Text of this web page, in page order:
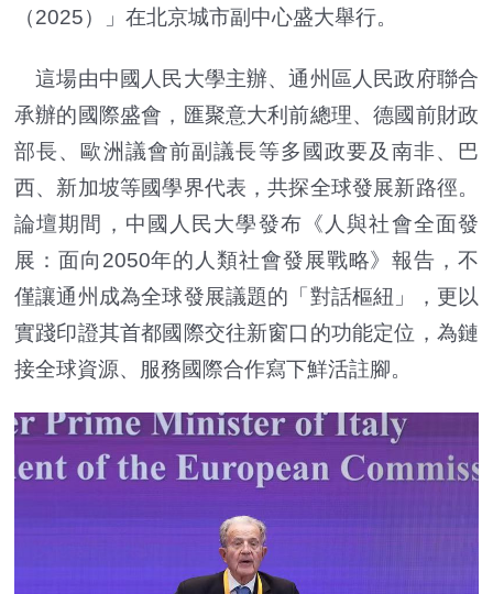
（2025）」在北京城市副中心盛大舉行。
這場由中國人民大學主辦、通州區人民政府聯合
承辦的國際盛會，匯聚意大利前總理、德國前財政
部長、歐洲議會前副議長等多國政要及南非、巴
西、新加坡等國學界代表，共探全球發展新路徑。
論壇期間，中國人民大學發布《人與社會全面發
展：面向2050年的人類社會發展戰略》報告，不
僅讓通州成為全球發展議題的「對話樞紐」，更以
實踐印證其首都國際交往新窗口的功能定位，為鏈
接全球資源、服務國際合作寫下鮮活註腳。